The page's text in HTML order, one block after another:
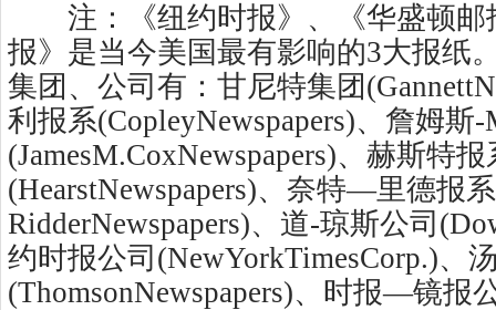
注：《纽约时报》、《华盛顿邮
报》是当今美国最有影响的3大报纸
集团、公司有：甘尼特集团
利报系(CopleyNewspapers)、詹姆斯
(JamesM.CoxNewspapers)、赫斯特报
(HearstNewspapers)、奈特—里德报
RidderNewspapers)、道-琼斯公司
约时报公司(NewYorkTimesCorp.)、
(ThomsonNewspapers)、时报—镜报